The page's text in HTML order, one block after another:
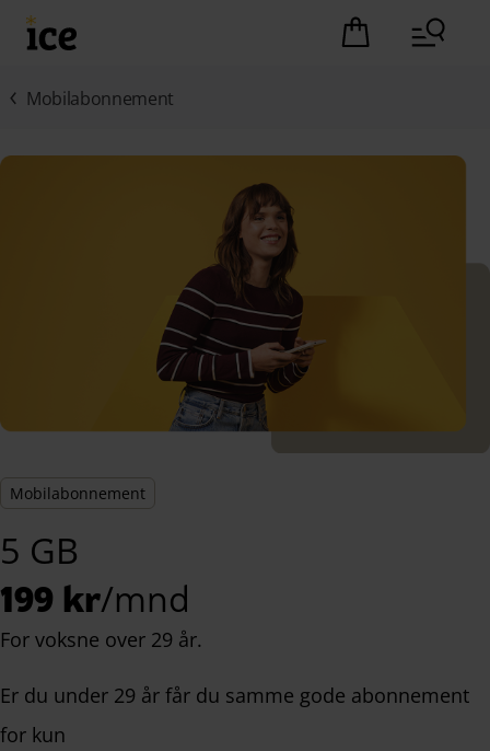
Hopp til hovedinnhold (Trykk Enter)
Det er ingen
Mobilabonnement
Mobilabonnement
5 GB
199 kr/mnd
For voksne over 29 år.
Er du under 29 år får du samme gode abonnement
for kun